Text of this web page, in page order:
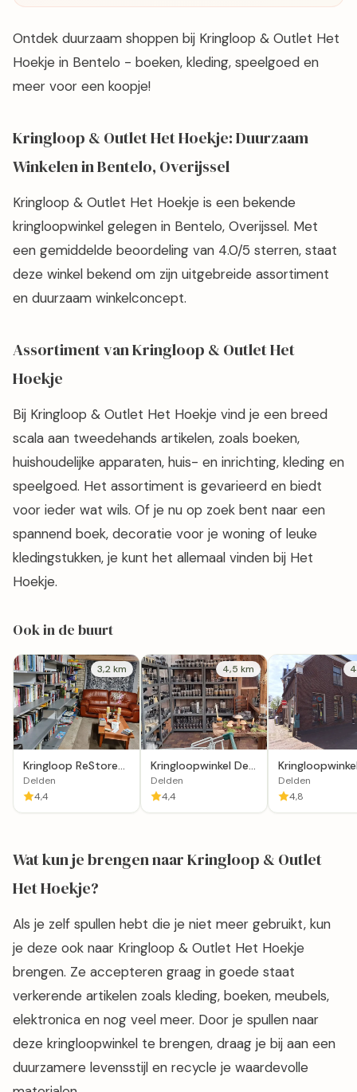
Ontdek duurzaam shoppen bij Kringloop & Outlet Het
Hoekje in Bentelo - boeken, kleding, speelgoed en
meer voor een koopje!
Kringloop & Outlet Het Hoekje: Duurzaam
Winkelen in Bentelo, Overijssel
Kringloop & Outlet Het Hoekje is een bekende
kringloopwinkel gelegen in Bentelo, Overijssel. Met
een gemiddelde beoordeling van 4.0/5 sterren, staat
deze winkel bekend om zijn uitgebreide assortiment
en duurzaam winkelconcept.
Assortiment van Kringloop & Outlet Het
Hoekje
Bij Kringloop & Outlet Het Hoekje vind je een breed
scala aan tweedehands artikelen, zoals boeken,
huishoudelijke apparaten, huis- en inrichting, kleding en
speelgoed. Het assortiment is gevarieerd en biedt
voor ieder wat wils. Of je nu op zoek bent naar een
spannend boek, decoratie voor je woning of leuke
kledingstukken, je kunt het allemaal vinden bij Het
Hoekje.
Ook in de buurt
3,2 km
Kringloop ReStore
Delden
Delden
4,4
4,5 km
Kringloopwinkel De
Brocant in Delden
Delden
4,4
Opnieuw
Vinyl & Design
Delden
4,8
Wat kun je brengen naar Kringloop & Outlet
Het Hoekje?
Als je zelf spullen hebt die je niet meer gebruikt, kun
je deze ook naar Kringloop & Outlet Het Hoekje
brengen. Ze accepteren graag in goede staat
verkerende artikelen zoals kleding, boeken, meubels,
elektronica en nog veel meer. Door je spullen naar
deze kringloopwinkel te brengen, draag je bij aan een
duurzamere levensstijl en recycle je waardevolle